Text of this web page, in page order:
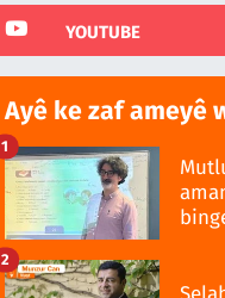
YOUTUBE
Ayê ke zaf ameyê
1
2